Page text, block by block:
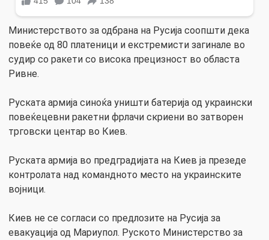
Министерството за одбрана на Русија соопшти дека
повеќе од 80 платеници и екстремисти загинале во
судир со ракети со висока прецизност во областа
Ривне.
Руската армија синоќа уништи батерија од украински
повеќецевни ракетни фрлачи скриени во затворен
трговски центар во Киев.
Руската армија во предградијата на Киев ја презеде
контролата над командното место на украинските
војници.
Киев не се согласи со предлозите на Русија за
евакуација од Мариупол. Руското Министерство за